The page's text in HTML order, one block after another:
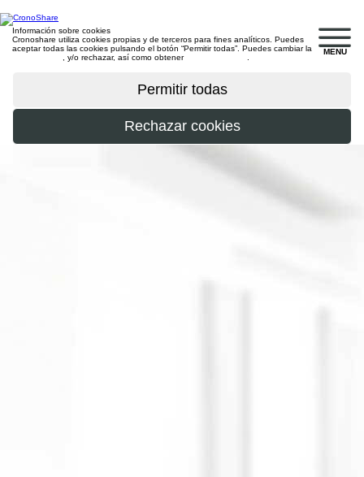
MENU
Información sobre cookies
Cronoshare utiliza cookies propias y de terceros para fines analíticos. Puedes
aceptar todas las cookies pulsando el botón “Permitir todas”. Puedes cambiar la
, y/o rechazar, así como obtener